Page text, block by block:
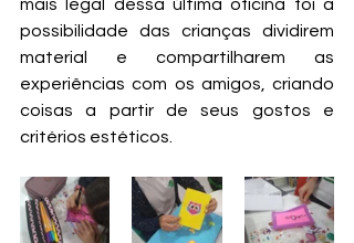
mais legal dessa última oficina foi a
possibilidade das crianças dividirem
material e compartilharem as
experiências com os amigos, criando
coisas a partir de seus gostos e
critérios estéticos.